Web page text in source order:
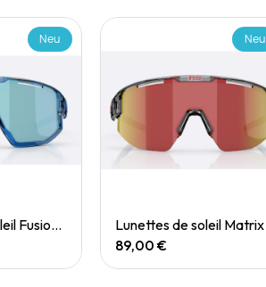
Neu
Lunettes de soleil Fusion Small
Quick View
Neu
Lunettes de soleil Matrix
89,00 €